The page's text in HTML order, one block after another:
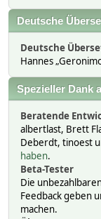
Deutsche
Deutsche
Hannes
Spezieller Dank
Beratende
albertlast, Brett
Deberdt, tinoest
haben.
Beta-Tester
Die
Feedback geben
machen.